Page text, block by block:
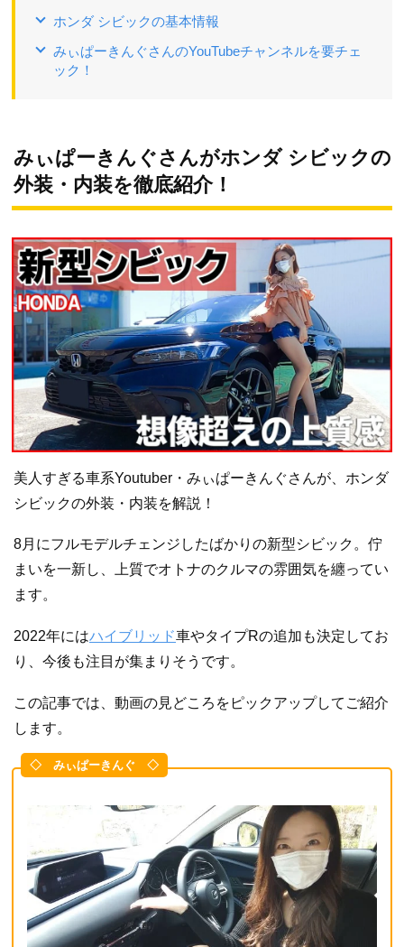
ホンダ シビックの基本情報
みぃぱーきんぐさんのYouTubeチャンネルを要チェ
ック！
みぃぱーきんぐさんがホンダ シビックの
外装・内装を徹底紹介！
美人すぎる車系Youtuber・みぃぱーきんぐさんが、ホンダ
シビックの外装・内装を解説！
8月にフルモデルチェンジしたばかりの新型シビック。佇
まいを一新し、上質でオトナのクルマの雰囲気を纏ってい
ます。
2022年にはハイブリッド車やタイプRの追加も決定してお
り、今後も注目が集まりそうです。
この記事では、動画の見どころをピックアップしてご紹介
します。
◇ みぃぱーきんぐ ◇